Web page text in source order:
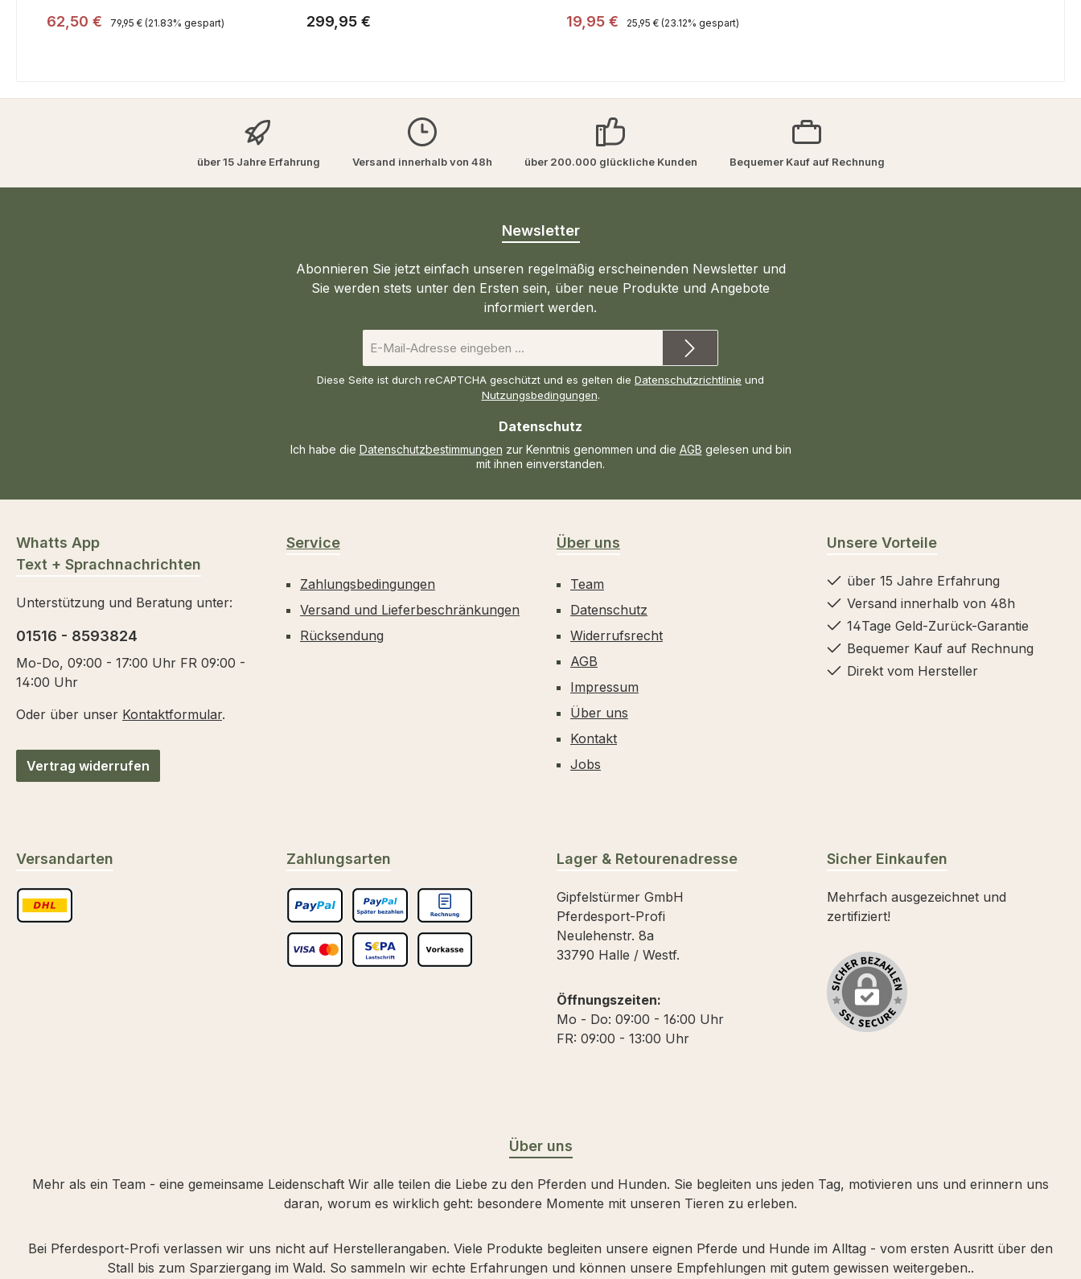
38x28x32cm
Verkaufspreis:
62,50 € Regulärer Preis:
79,95 € (21.83% gespart) Regulärer Preis:
299,95 € Verkaufspreis:
19,95 € Regulärer Preis:
25,95 € (23.12% gespart)
über 15 Jahre Erfahrung Versand innerhalb von 48h über 200.000 glückliche Kunden Bequemer Kauf auf Rechnung
Newsletter
Abonnieren Sie jetzt einfach unseren regelmäßig erscheinenden Newsletter und
Sie werden stets unter den Ersten sein, über neue Produkte und Angebote
informiert werden.
Mail-
Diese Seite ist durch reCAPTCHA geschützt und es gelten die Datenschutzrichtlinie und
Nutzungsbedingungen.
Datenschutz
Ich habe die Datenschutzbestimmungen zur Kenntnis genommen und die AGB gelesen und bin
mit ihnen einverstanden.
Whatts App
Text + Sprachnachrichten
Unterstützung und Beratung unter:
01516 - 8593824
Mo-Do, 09:00 - 17:00 Uhr FR 09:00 -
14:00 Uhr
Oder über unser Kontaktformular.
Vertrag widerrufen
Service
Zahlungsbedingungen
Versand und Lieferbeschränkungen
Rücksendung
Über uns
Team
Datenschutz
Widerrufsrecht
AGB
Impressum
Über uns
Kontakt
Jobs
Unsere Vorteile
über 15 Jahre Erfahrung
Versand innerhalb von 48h
14Tage Geld-Zurück-Garantie
Bequemer Kauf auf Rechnung
Direkt vom Hersteller
Versandarten Zahlungsarten
PayPal Später BezahlenRechnungskauf
Lager & Retourenadresse
Gipfelstürmer GmbH
Pferdesport-Profi
Neulehenstr. 8a
33790 Halle / Westf.
Öffnungszeiten:
Mo - Do: 09:00 - 16:00 Uhr
FR: 09:00 - 13:00 Uhr
Sicher Einkaufen
Mehrfach ausgezeichnet und
zertifiziert!
Über uns
Mehr als ein Team - eine gemeinsame Leidenschaft Wir alle teilen die Liebe zu den Pferden und Hunden. Sie begleiten uns jeden Tag, motivieren uns und erinnern uns
daran, worum es wirklich geht: besondere Momente mit unseren Tieren zu erleben.
Bei Pferdesport-Profi verlassen wir uns nicht auf Herstellerangaben. Viele Produkte begleiten unsere eignen Pferde und Hunde im Alltag - vom ersten Ausritt über den
Stall bis zum Sparziergang im Wald. So sammeln wir echte Erfahrungen und können unsere Empfehlungen mit gutem gewissen weitergeben..